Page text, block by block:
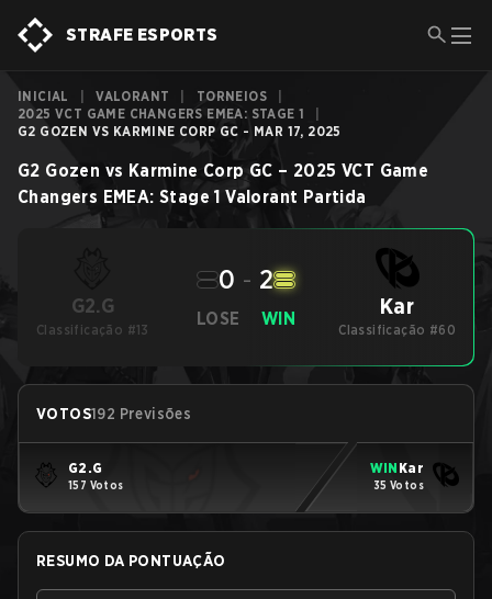
STRAFE ESPORTS
INICIAL VALORANT TORNEIOS
2025 VCT GAME CHANGERS EMEA: STAGE 1
G2 GOZEN VS KARMINE CORP GC - MAR 17, 2025
G2 Gozen vs Karmine Corp GC – 2025 VCT Game
Changers EMEA: Stage 1 Valorant Partida
G2.G
Classificação #13
LOSE
0 - 2
WIN Kar
Classificação #60
VOTOS192 Previsões
G2.G
157 Votos
WIN Kar
35 Votos
RESUMO DA PONTUAÇÃO